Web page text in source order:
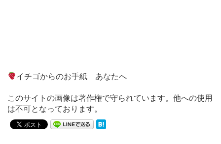
イチゴからのお手紙 あなたへ
このサイトの画像は著作権で守られています。他への使用
は不可となっております。